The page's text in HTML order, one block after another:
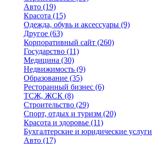
Авто (19)
Красота (15)
Одежда, обувь и аксессуары (9)
Другое (63)
Корпоративный сайт (260)
Государство (11)
Медицина (30)
Недвижимость (9)
Образование (35)
Ресторанный бизнес (6)
ТСЖ, ЖСК (8)
Строительство (29)
Спорт, отдых и туризм (20)
Красота и здоровье (11)
Бухгалтерские и юридические услуги
Авто (17)